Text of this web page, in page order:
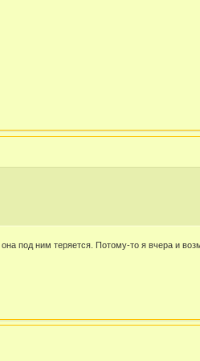
под ним теряется. Потому-то я вчера и